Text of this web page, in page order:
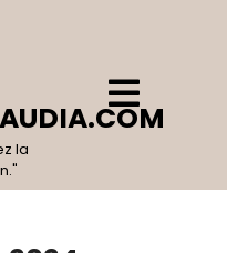
la
Open
Menu